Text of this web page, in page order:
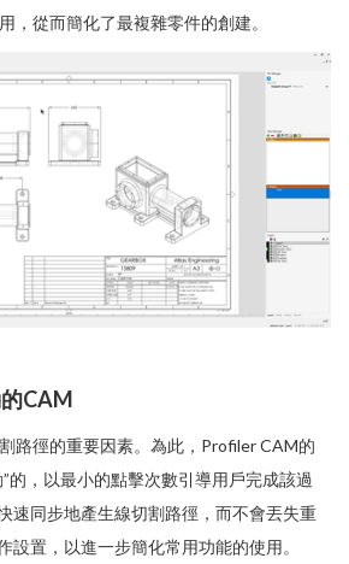
，從而簡化了最複雜零件的創建。
CAM
路徑的重要因素。為此，Profiler CAM的
的，以最小的點擊次數引導用戶完成該過
速同步地產生線切割路徑，而不會丟失重
設置，以進一步簡化常用功能的使用。